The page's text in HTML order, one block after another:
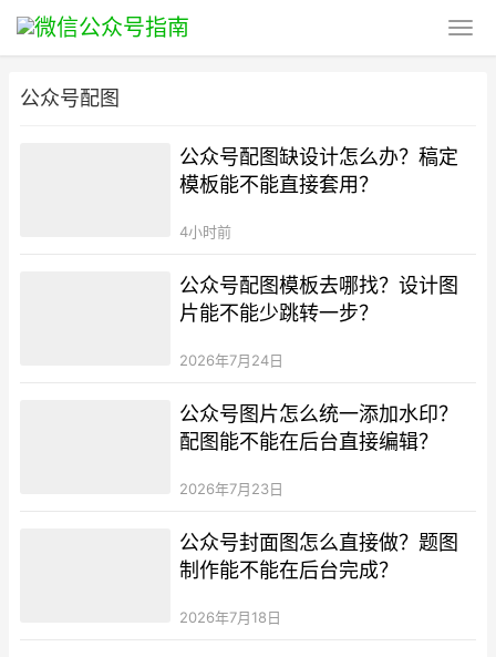
公众号配图
公众号配图缺设计怎么办？稿定
模板能不能直接套用？
4小时前
公众号配图模板去哪找？设计图
片能不能少跳转一步？
2026年7月24日
公众号图片怎么统一添加水印？
配图能不能在后台直接编辑？
2026年7月23日
公众号封面图怎么直接做？题图
制作能不能在后台完成？
2026年7月18日